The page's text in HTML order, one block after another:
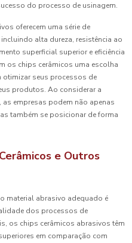
do processo de usinagem.
oferecem uma série de
alta dureza, resistência ao
superficial superior e eficiência
os chips cerâmicos uma escolha
otimizar seus processos de
produtos. Ao considerar a
empresas podem não apenas
também se posicionar de forma
e Outros
material abrasivo adequado é
dos processos de
os chips cerâmicos abrasivos têm
em comparação com